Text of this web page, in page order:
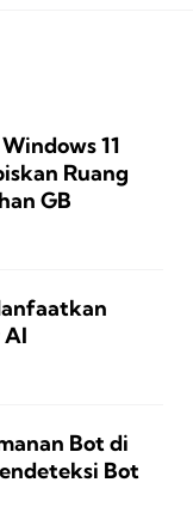
11
Ruang
GB
AI
Bot di
Bot